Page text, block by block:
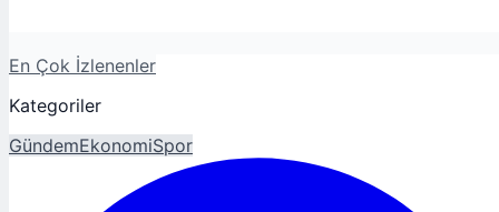
En Çok İzlenenler
Kategoriler
GündemEkonomiSpor